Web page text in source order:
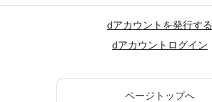
dアカウントを発行する
dアカウントログイン
ページトップへ